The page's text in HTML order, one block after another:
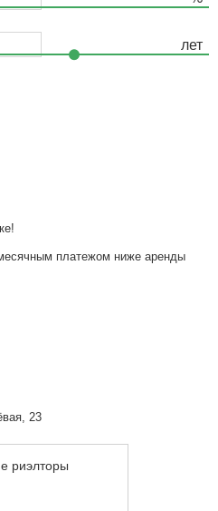
платежом ниже аренды
23
риэлторы